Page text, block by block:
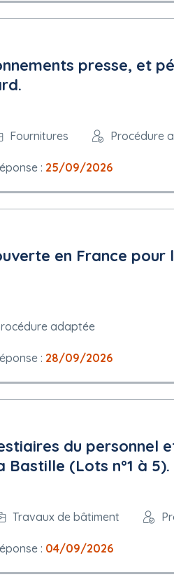
presse, et
Fournitures Procédure
: 25/09/2026
en France pour
adaptée
: 28/09/2026
du personnel
(Lots n°1 à 5).
Travaux de bâtiment
: 04/09/2026